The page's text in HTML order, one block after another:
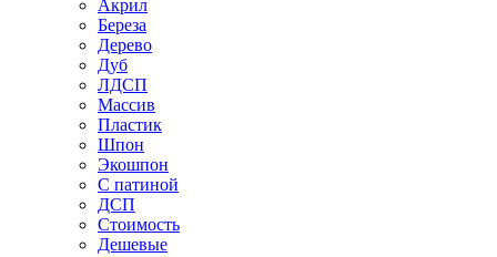
Акрил
Береза
Дерево
Дуб
ЛДСП
Массив
Пластик
Шпон
Экошпон
С патиной
ДСП
Стоимость
Дешевые